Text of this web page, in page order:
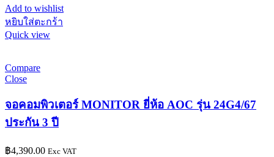
Add to wishlist
หยิบใส่ตะกร้า
Quick view
Compare
Close
จอคอมพิวเตอร์ MONITOR ยี่ห้อ AOC รุ่น 24G4/67
ประกัน 3 ปี
฿4,390.00 Exc VAT